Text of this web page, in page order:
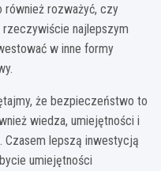
również rozważyć, czy
rzeczywiście najlepszym
w inne formy
że bezpieczeństwo to
wiedza, umiejętności i
Czasem lepszą inwestycją
umiejętności